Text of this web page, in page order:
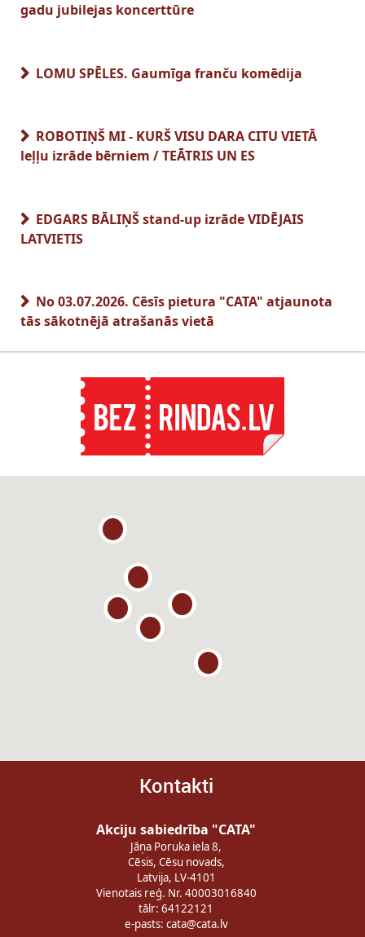
gadu jubilejas koncerttūre
LOMU SPĒLES. Gaumīga franču komēdija
ROBOTIŅŠ MI - KURŠ VISU DARA CITU VIETĀ
leļļu izrāde bērniem / TEĀTRIS UN ES
EDGARS BĀLIŅŠ stand-up izrāde VIDĒJAIS
LATVIETIS
No 03.07.2026. Cēsīs pietura "CATA" atjaunota
tās sākotnējā atrašanās vietā
Kontakti
Akciju sabiedrība "CATA"
Jāņa Poruka iela 8,
Cēsis, Cēsu novads,
Latvija, LV-4101
Vienotais reģ. Nr. 40003016840
tālr: 64122121
e-pasts: cata@cata.lv